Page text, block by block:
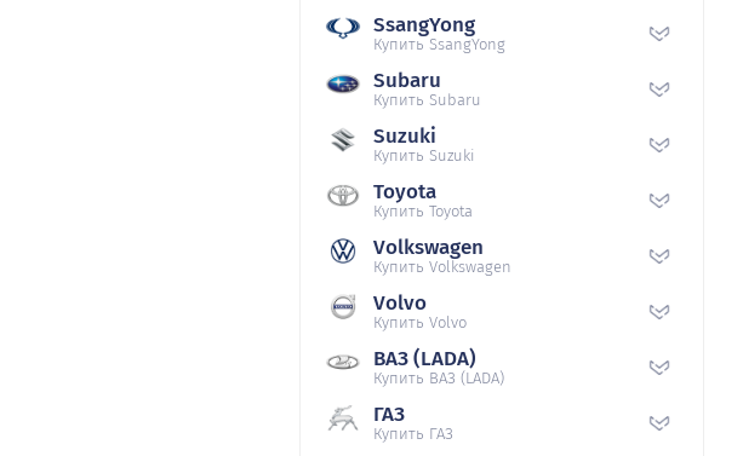
SsangYong
Купить SsangYong
Subaru
Купить Subaru
Suzuki
Купить Suzuki
Toyota
Купить Toyota
Volkswagen
Купить Volkswagen
Volvo
Купить Volvo
ВАЗ (LADA)
Купить ВАЗ (LADA)
ГАЗ
Купить ГАЗ